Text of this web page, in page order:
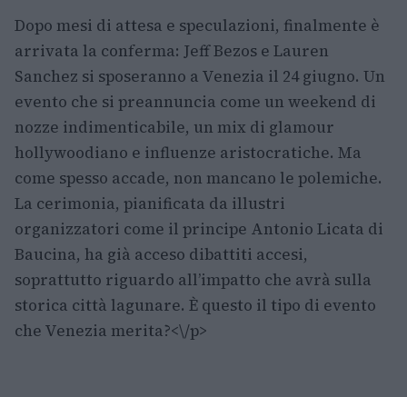
Dopo mesi di attesa e speculazioni, finalmente è
arrivata la conferma: Jeff Bezos e Lauren
Sanchez si sposeranno a Venezia il 24 giugno. Un
evento che si preannuncia come un weekend di
nozze indimenticabile, un mix di glamour
hollywoodiano e influenze aristocratiche. Ma
come spesso accade, non mancano le polemiche.
La cerimonia, pianificata da illustri
organizzatori come il principe Antonio Licata di
Baucina, ha già acceso dibattiti accesi,
soprattutto riguardo all’impatto che avrà sulla
storica città lagunare. È questo il tipo di evento
che Venezia merita?<\/p>